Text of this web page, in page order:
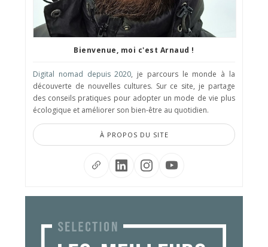
Bienvenue, moi c'est Arnaud !
Digital nomad depuis 2020, je parcours le monde à la
découverte de nouvelles cultures. Sur ce site, je partage
des conseils pratiques pour adopter un mode de vie plus
écologique et améliorer son bien-être au quotidien.
À PROPOS DU SITE